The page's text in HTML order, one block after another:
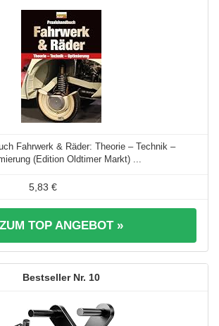
Fahrwerk & Räder: Theorie – Technik –
(Edition Oldtimer Markt) ...
5,83 €
ZUM TOP ANGEBOT »
10